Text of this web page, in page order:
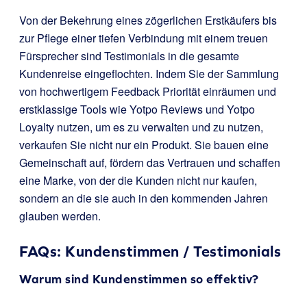
Von der Bekehrung eines zögerlichen Erstkäufers bis
zur Pflege einer tiefen Verbindung mit einem treuen
Fürsprecher sind Testimonials in die gesamte
Kundenreise eingeflochten. Indem Sie der Sammlung
von hochwertigem Feedback Priorität einräumen und
erstklassige Tools wie Yotpo Reviews und Yotpo
Loyalty nutzen, um es zu verwalten und zu nutzen,
verkaufen Sie nicht nur ein Produkt. Sie bauen eine
Gemeinschaft auf, fördern das Vertrauen und schaffen
eine Marke, von der die Kunden nicht nur kaufen,
sondern an die sie auch in den kommenden Jahren
glauben werden.
FAQs: Kundenstimmen / Testimonials
Warum sind Kundenstimmen so effektiv?